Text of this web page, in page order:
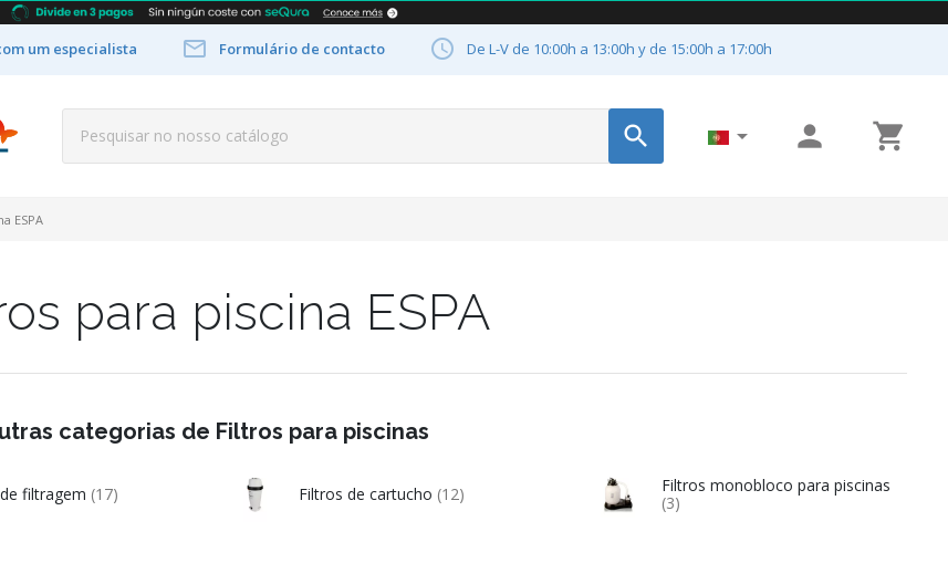
um especialista  Formulário de contacto  De L-V de 10:00h a 13:00h y de 15:00h a 17:00h
   
ESPA
para piscina ESPA
categorias de Filtros para piscinas
filtragem (17) Filtros de cartucho (12)
Filtros monobloco para piscinas
(3)